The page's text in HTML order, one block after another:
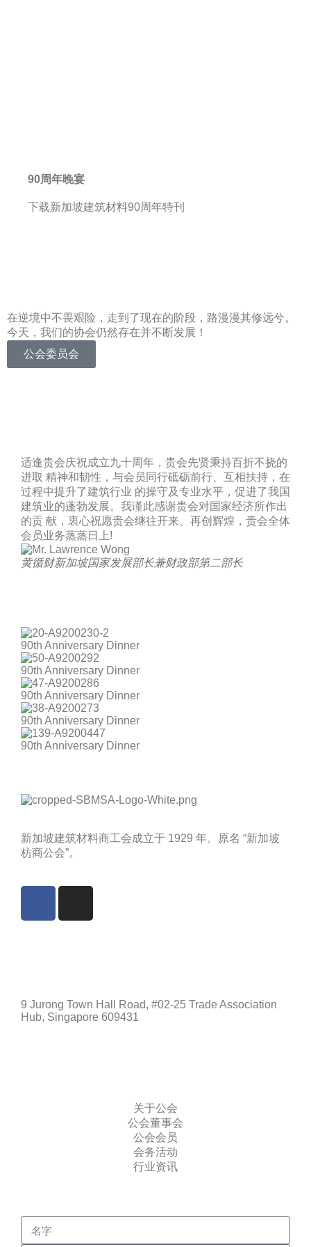
90周年晚宴
下载新加坡建筑材料90周年特刊
在逆境中不畏艰险，走到了现在的阶段，路漫漫其修远兮。
今天，我们的协会仍然存在并不断发展！
公会委员会
适逢贵会庆祝成立九十周年，贵会先贤秉持百折不挠的
进取 精神和韧性，与会员同行砥砺前行、互相扶持，在
过程中提升了建筑行业 的操守及专业水平，促进了我国
建筑业的蓬勃发展。我谨此感谢贵会对国家经济所作出
的贡 献，衷心祝愿贵会继往开来、再创辉煌，贵会全体
会员业务蒸蒸日上!
黄循财新加坡国家发展部长兼财政部第二部长
90th Anniversary Dinner
90th Anniversary Dinner
90th Anniversary Dinner
90th Anniversary Dinner
90th Anniversary Dinner
新加坡建筑材料商工会成立于 1929 年。原名 “新加坡
枋商公会”。
9 Jurong Town Hall Road, #02-25 Trade Association
Hub, Singapore 609431
关于公会
公会董事会
公会会员
会务活动
行业资讯